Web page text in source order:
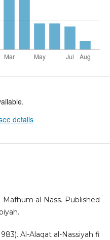
details
al-Nass. Published
Al-Alaqat al-Nassiyah fi